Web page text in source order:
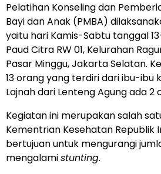
Pelatihan Konseling dan
Bayi dan Anak (PMBA)
yaitu hari Kamis-Sabtu tanggal
Paud Citra RW 01, Kelurahan
Pasar Minggu, Jakarta Selatan.
13 orang yang terdiri dari ibu-ibu
Lajnah dari Lenteng Agung ada 2
Kegiatan ini merupakan salah
Kementrian Kesehatan Republik
bertujuan untuk mengurangi
mengalamistunting.